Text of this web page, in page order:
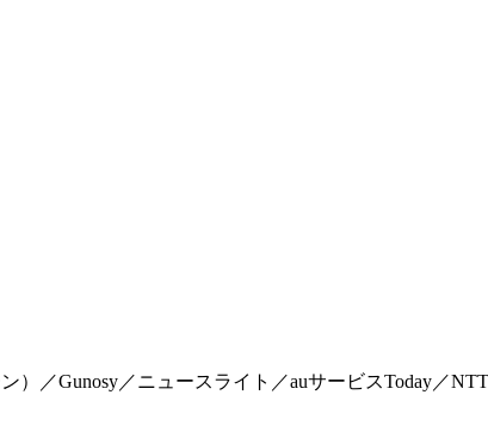
）／Gunosy／ニュースライト／auサービスToday／